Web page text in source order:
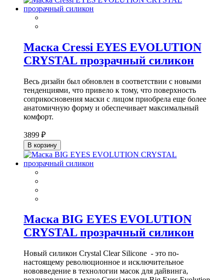
Маска Cressi EYES EVOLUTION
CRYSTAL прозрачный силикон
Весь дизайн был обновлен в соответствии с новыми
тенденциями, что привело к тому, что поверхность
соприкосновения маски с лицом приобрела еще более
анатомичную форму и обеспечивает максимальный
комфорт.
3899 ₽
В корзину
Маска BIG EYES EVOLUTION
CRYSTAL прозрачный силикон
Новый силикон Crystal Clear Silicone - это по-
настоящему революционное и исключительное
нововведение в технологии масок для дайвинга,